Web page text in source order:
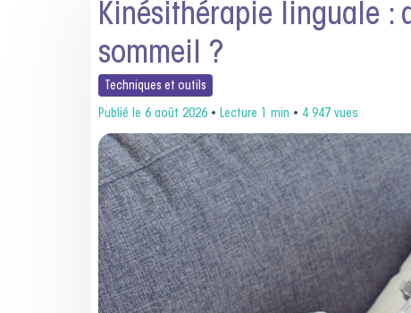
Kinésithérapie linguale :
sommeil ?
Techniques et outils
Publié le 6 août 2026 • Lecture 1 min • 4 947 vues